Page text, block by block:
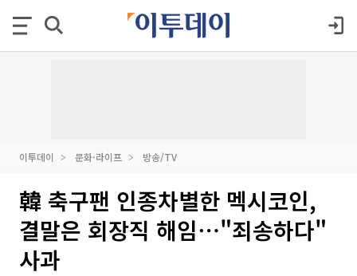
이투데이 문화·라이프 방송/TV
韓 축구팬 인종차별한 멕시코인,
결말은 회장직 해임⋯"죄송하다"
사과